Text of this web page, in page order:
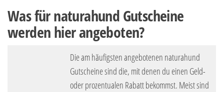
Was für naturahund Gutscheine
werden hier angeboten?
Die am häufigsten angebotenen naturahund
Gutscheine sind die, mit denen du einen Geld-
oder prozentualen Rabatt bekommst. Meist sind